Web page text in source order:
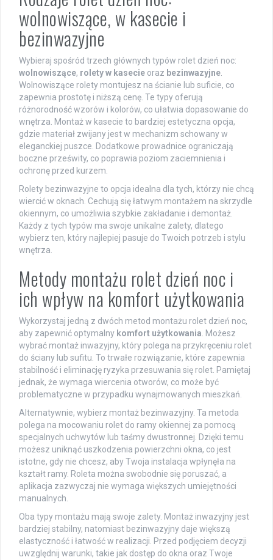
wolnowiszące, w kasecie i
bezinwazyjne
Wybieraj spośród trzech głównych typów rolet dzień noc:
wolnowiszące, rolety w kasecie oraz bezinwazyjne
Wolnowiszące rolety montujesz na ścianie lub suficie, co
zapewnia prostotę i niższą cenę. Te typy oferują
różnorodność wzorów i kolorów, co ułatwia dopasowanie do
wnętrza. Montaż w kasecie to bardziej estetyczna opcja,
gdzie materiał zwijany jest w mechanizm schowany w
eleganckiej puszce. Dodatkowe prowadnice ograniczają
boczne prześwity, co poprawia poziom zaciemnienia i
ochronę przed kurzem.
Rolety bezinwazyjne to opcja idealna dla tych, którzy nie chcą
wiercić w oknach. Cechują się łatwym montażem na skrzydle
okiennym, co umożliwia szybkie zakładanie i demontaż.
Każdy z tych typów ma swoje unikalne zalety, dlatego
wybierz ten, który najlepiej pasuje do Twoich potrzeb i stylu
wnętrza.
Metody montażu rolet dzień noc i
ich wpływ na komfort użytkowania
Wykorzystaj jedną z dwóch metod montażu rolet dzień noc,
aby zapewnić optymalny komfort użytkowania . Możesz
wybrać montaż inwazyjny, który polega na przykręceniu rolet
do ściany lub sufitu. To trwałe rozwiązanie, które zapewnia
stabilność i eliminację ryzyka przesuwania się rolet. Pamiętaj
jednak, że wymaga wiercenia otworów, co może być
problematyczne w przypadku wynajmowanych mieszkań.
Alternatywnie, wybierz montaż bezinwazyjny. Ta metoda
polega na mocowaniu rolet do ramy okiennej za pomocą
specjalnych uchwytów lub taśmy dwustronnej. Dzięki temu
możesz uniknąć uszkodzenia powierzchni okna, co jest
istotne, gdy nie chcesz, aby Twoja instalacja wpłynęła na
kształt ramy. Roleta można swobodnie się poruszać, a
aplikacja zazwyczaj nie wymaga większych umiejętności
manualnych.
Oba typy montażu mają swoje zalety. Montaż inwazyjny jest
bardziej stabilny, natomiast bezinwazyjny daje większą
elastyczność i łatwość w realizacji. Przed podjęciem decyzji
uwzględnij warunki, takie jak dostęp do okna oraz Twoje